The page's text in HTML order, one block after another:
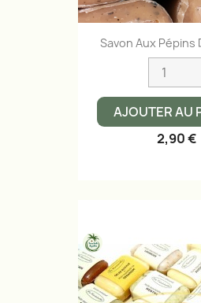
Savon Aux Pépins
AJOUTER AU
2,90 €